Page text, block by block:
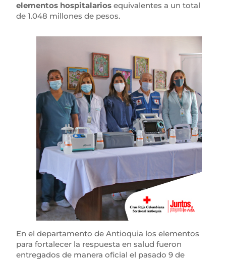
elementos hospitalarios equivalentes a un total
de 1.048 millones de pesos.
En el departamento de Antioquia los elementos
para fortalecer la respuesta en salud fueron
entregados de manera oficial el pasado 9 de